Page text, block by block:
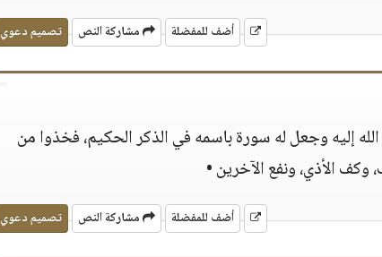
أضف للمفضلة مشاركة النص تصميم دعوي
إليه وجعل له سورة باسمه في الذكر الحكيم، فخذوا من
وكف الأذي، ونفع الآخرين •
أضف للمفضلة مشاركة النص تصميم دعوي